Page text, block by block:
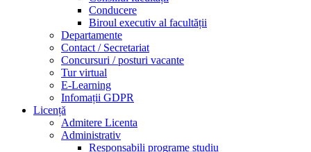
Conducere
Biroul executiv al facultății
Departamente
Contact / Secretariat
Concursuri / posturi vacante
Tur virtual
E-Learning
Infomații GDPR
Licență
Admitere Licenta
Administrativ
Responsabili programe studiu